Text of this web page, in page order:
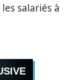
salariés à